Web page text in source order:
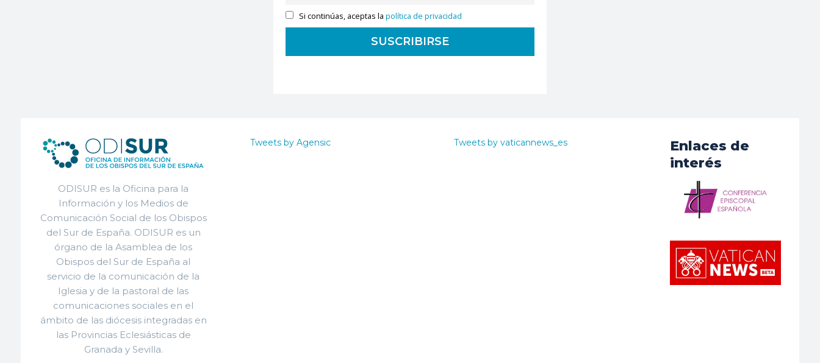
Si continúas, aceptas lapolítica de privacidad
ODISUR es la Oficina para la
Información y los Medios de
Comunicación Social de los Obispos
del Sur de España. ODISUR es un
órgano de la Asamblea de los
Obispos del Sur de España al
servicio de la comunicación de la
Iglesia y de la pastoral de las
comunicaciones sociales en el
ámbito de las diócesis integradas en
las Provincias Eclesiásticas de
Granada y Sevilla.
Tweets by Agensic Tweets by vaticannews_es
Enlaces de
interés